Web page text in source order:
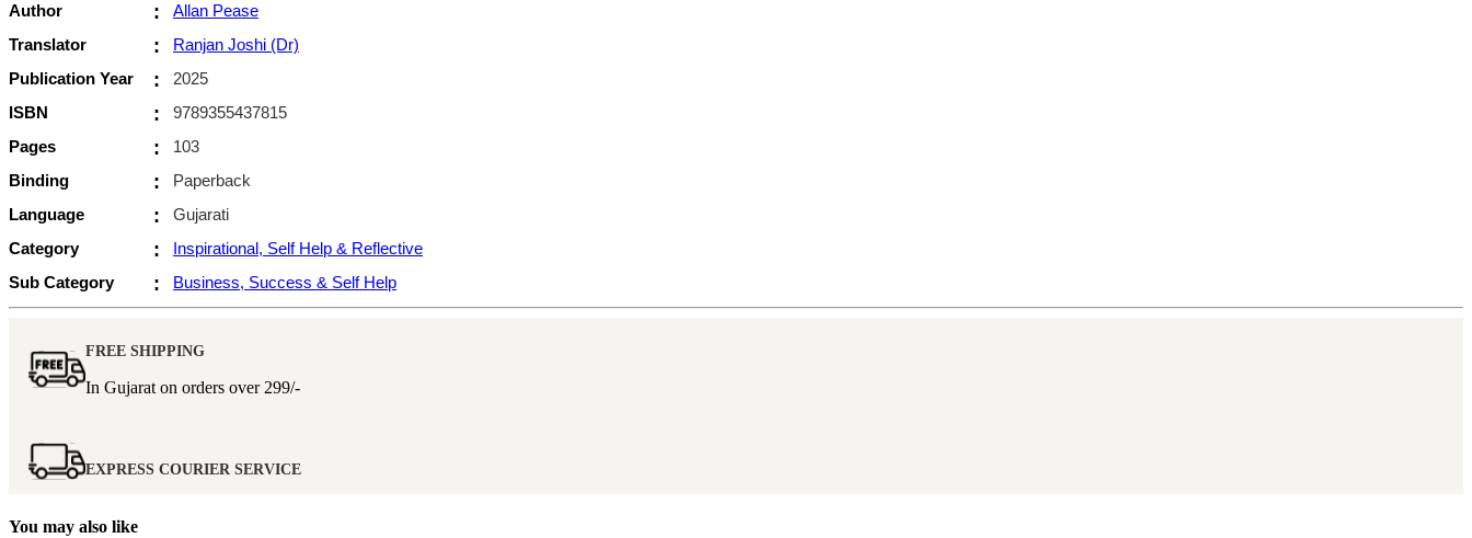
Author
:
Allan Pease
Translator
:
Ranjan Joshi (Dr)
Publication Year
:
2025
ISBN
:
9789355437815
Pages
:
103
Binding
:
Paperback
Language
:
Gujarati
Category
:
Inspirational, Self Help & Reflective
Sub Category
: Business, Success & Self Help
FREE SHIPPING
In Gujarat on orders over 299/-
EXPRESS COURIER SERVICE
You may also like